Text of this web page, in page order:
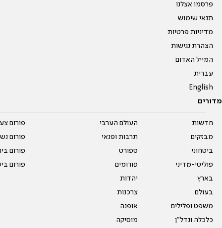
פרסמו אצלנו
תנאי שימוש
מדיניות פרטיות
הצהרת נגישות
המייל האדום
עברית
English
מדורים
חדשות
מבזקים
ביטחוני
פוליטי-מדיני
בארץ
בעולם
משפט ופלילים
כלכלה ונדל"ן
העולם הערבי
תרבות ופנאי
ספורט
פורומים
יהדות
צרכנות
אופנה
מוסיקה
פורום
פורום
פורום
פורום